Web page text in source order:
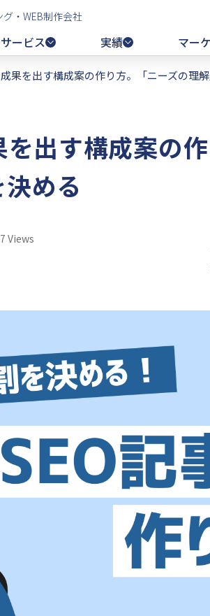
・WEB制作会社
サービス 実績 マー
果を出す構成案の作り方。「ニーズの理
出す構成案の
める
Views